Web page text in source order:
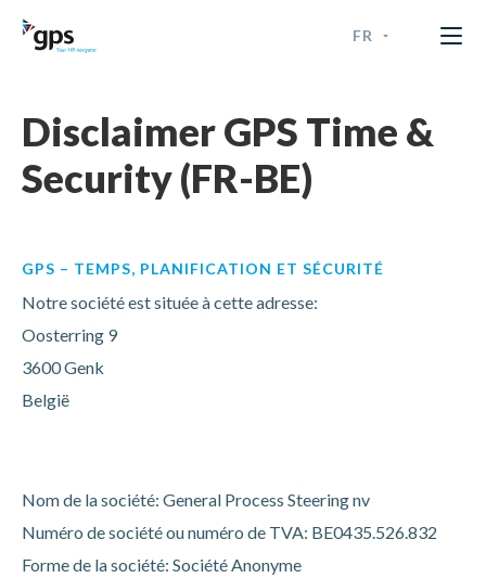
FR
FRANÇAIS
NEDERLANDS - BELGIË
Disclaimer GPS Time &
Security (FR-BE)
GPS – TEMPS, PLANIFICATION ET SÉCURITÉ
Notre société est située à cette adresse:
Oosterring 9
3600 Genk
België
Nom de la société: General Process Steering nv
Numéro de société ou numéro de TVA: BE0435.526.832
Forme de la société: Société Anonyme